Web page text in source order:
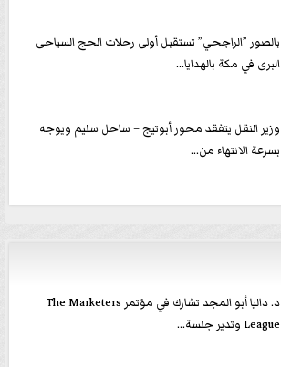
بالصور ”الراجحي” تستقبل أولى رحلات الحج السياحى
البرى في مكة بالهدايا...
وزير النقل يتفقد محور أبوتيج – ساحل سليم ويوجه
بسرعة الانتهاء من...
د. داليا أبو المجد تشارك في مؤتمر The Marketers
League وتدير جلسة...